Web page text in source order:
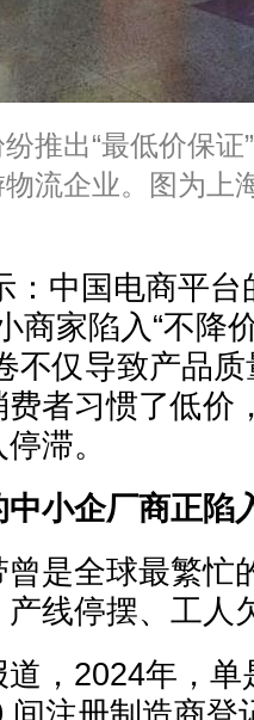
推出“最低价保
流企业。图为上
：中国电商平
商家陷入“不降
不仅导致产品
者习惯了低价
滞。
小企厂商正陷
是全球最繁忙
线停摆、工人
，2024年，单